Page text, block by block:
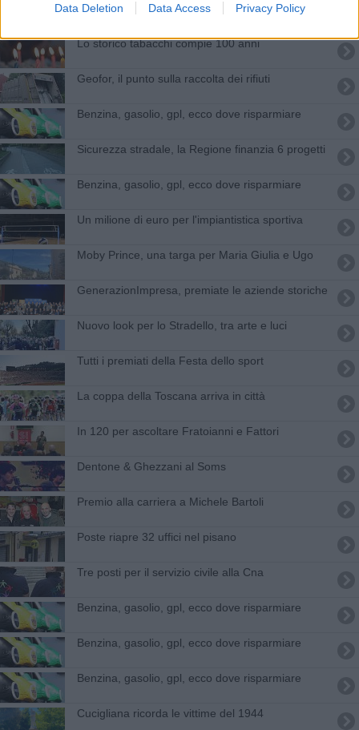
Data Deletion Data Access Privacy Policy
Pallacanestro Valdera, vittoria imponente in gara1
Lo storico tabacchi compie 100 anni
Geofor, il punto sulla raccolta dei rifiuti
​Benzina, gasolio, gpl, ecco dove risparmiare
Sicurezza stradale, la Regione finanzia 6 progetti
​Benzina, gasolio, gpl, ecco dove risparmiare
Un milione di euro per l'impiantistica sportiva
Moby Prince, una targa per Maria Giulia e Ugo
GenerazionImpresa, premiate le aziende storiche
Nuovo look per lo Stradello, tra arte e luci
Tutti i premiati della Festa dello sport
La coppa della Toscana arriva in città
In 120 per ascoltare Fratoianni e Fattori
Dentone & Ghezzani al Soms
Premio alla carriera a Michele Bartoli
Poste riapre 32 uffici nel pisano
Tre posti per il servizio civile alla Cna
​Benzina, gasolio, gpl, ecco dove risparmiare
​Benzina, gasolio, gpl, ecco dove risparmiare
​Benzina, gasolio, gpl, ecco dove risparmiare
Cucigliana ricorda le vittime del 1944